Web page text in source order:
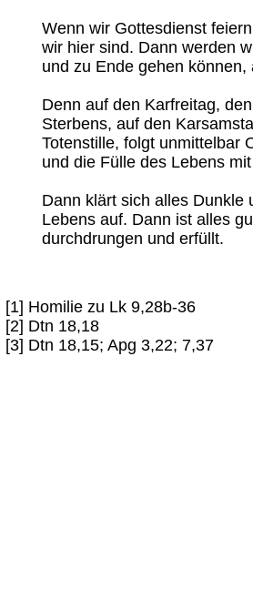
Wenn wir Gottesdienst
wir hier sind. Dann werden
und zu Ende gehen
Denn auf den Karfreitag,
Sterbens, auf den
Totenstille, folgt unmittelbar
und die Fülle des Lebens
Dann klärt sich alles Dunkle
Lebens auf. Dann ist alles
durchdrungen und erfüllt.
[1] Homilie zu Lk 9,28b-36
[2] Dtn 18,18
[3] Dtn 18,15; Apg 3,22; 7,37